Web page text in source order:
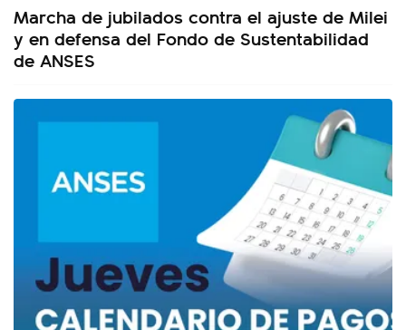
Marcha de jubilados contra el ajuste de Milei
y en defensa del Fondo de Sustentabilidad
de ANSES